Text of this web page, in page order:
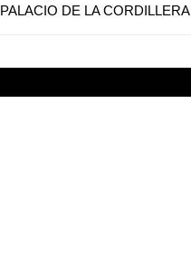
PALACIO DE LA CORDILLERA